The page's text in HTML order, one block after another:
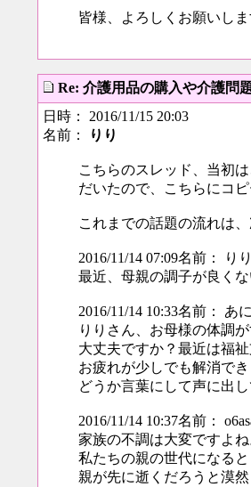
皆様、よろしくお願いしま
Re: 介護用品の購入や介護問
日時： 2016/11/15 20:03
名前：
りり
こちらのスレッド、当初
だいたので、こちらにコ
これまでの話題の流れは
2016/11/14 07:09名前： りり
最近、母親の調子が良く
2016/11/14 10:33名前：
りりさん、お母様の体調
大丈夫ですか？最近は福
お疲れが少しでも解消で
どうか言葉にして声に出
2016/11/14 10:37名前：
家族の不調は大変ですよ
私たちの親の世代になる
親が先に逝くだろうと漠